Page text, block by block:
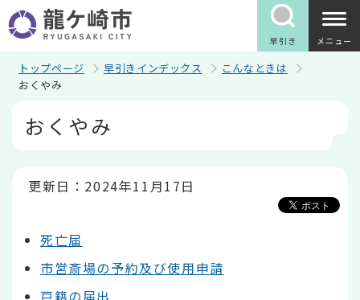
の
ペ
早引き メニュー
トップページ 早引きインデックス
こんなときは
おくやみ
おくやみ
更新日：2024年11月17日
死亡届
市営斎場の予約及び使用申請
戸籍の届出